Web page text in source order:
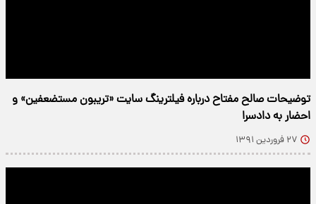
توضیحات صالح مفتاح درباره ‌فیلترینگ سایت «تریبون مستضعفین» و
احضار به دادسرا
۲۷ فروردین ۱۳۹۱